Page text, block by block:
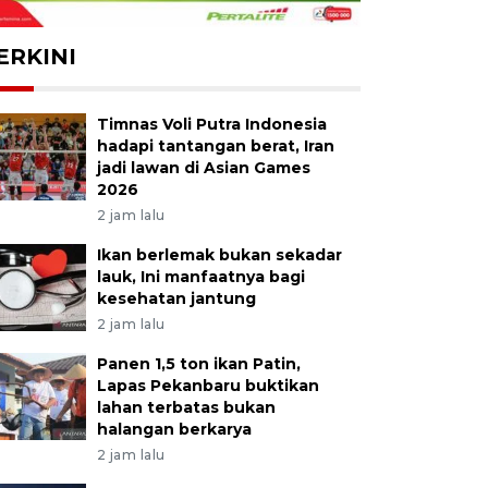
Timnas Voli Putra Indonesia
hadapi tantangan berat, Iran
jadi lawan di Asian Games
2026
2 jam lalu
Ikan berlemak bukan sekadar
lauk, Ini manfaatnya bagi
kesehatan jantung
2 jam lalu
Panen 1,5 ton ikan Patin,
Lapas Pekanbaru buktikan
lahan terbatas bukan
halangan berkarya
2 jam lalu